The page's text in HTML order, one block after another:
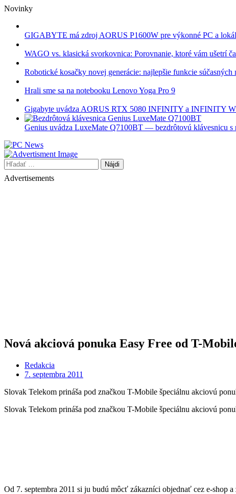
Skip
content
Novinky
GIGABYTE má zdroj AORUS P1600W pre výkonné PC a
WAGO vs. klasická svorkovnica: Porovnanie, ktoré vám ušetrí
Robotické kosačky novej generácie: najlepšie funkcie súčasných
Hrali sme sa na notebooku Lenovo Yoga Pro 9
Gigabyte uvádza AORUS RTX 5080 INFINITY a INFINITY
Genius uvádza LuxeMate Q7100BT — bezdrôtovú klávesnicu s
Hľadať:
Advertisements
Nová akciová ponuka Easy Free od T-
Redakcia
7. septembra 2011
Slovak Telekom prináša pod značkou T-Mobile špeciálnu akciovú
Slovak Telekom prináša pod značkou T-Mobile špeciálnu akciovú
Od 7. septembra 2011 si ju budú môcť zákazníci objednať cez e-shop